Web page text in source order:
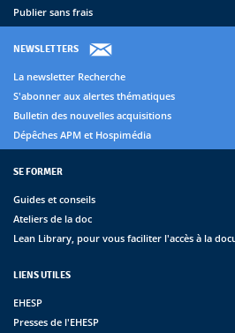
Publier sans frais
NEWSLETTERS
La newsletter Recherche
S'abonner aux alertes thématiques
Bulletin des nouvelles acquisitions
Dépêches APM et Hospimédia
SE FORMER
Guides et conseils
Ateliers de la doc
Lean Library, pour vous faciliter l'accès à la
LIENS UTILES
EHESP
Presses de l'EHESP